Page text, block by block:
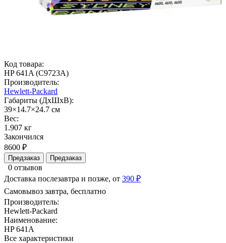
Код товара:
HP 641A (C9723A)
Производитель:
Hewlett-Packard
Габариты (ДхШхВ):
39×14.7×24.7 см
Вес:
1.907 кг
Закончился
8600 ₽
Предзаказ Предзаказ
0 отзывов
Доставка послезавтра и позже, от 390 ₽
Самовывоз завтра, бесплатно
Производитель:
Hewlett-Packard
Наименование:
HP 641A
Все характеристики